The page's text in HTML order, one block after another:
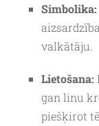
Simbolika:
valkātāju.
Lietošana:
gan linu
piešķirot